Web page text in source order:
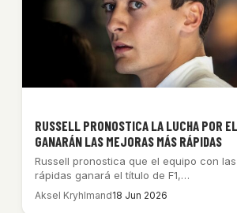
RUSSELL PRONOSTICA LA LUCHA POR
GANARÁN LAS MEJORAS MÁS RÁPIDAS
Russell pronostica que el equipo con
rápidas ganará el título de F1,…
Aksel Kryhlmand18 Jun 2026